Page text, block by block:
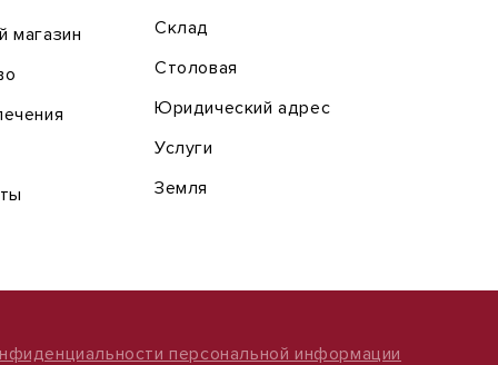
магазин
Склад
Столовая
Юридический адрес
Услуги
Земля
персональной информации